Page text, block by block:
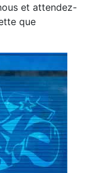
et attendez-
que